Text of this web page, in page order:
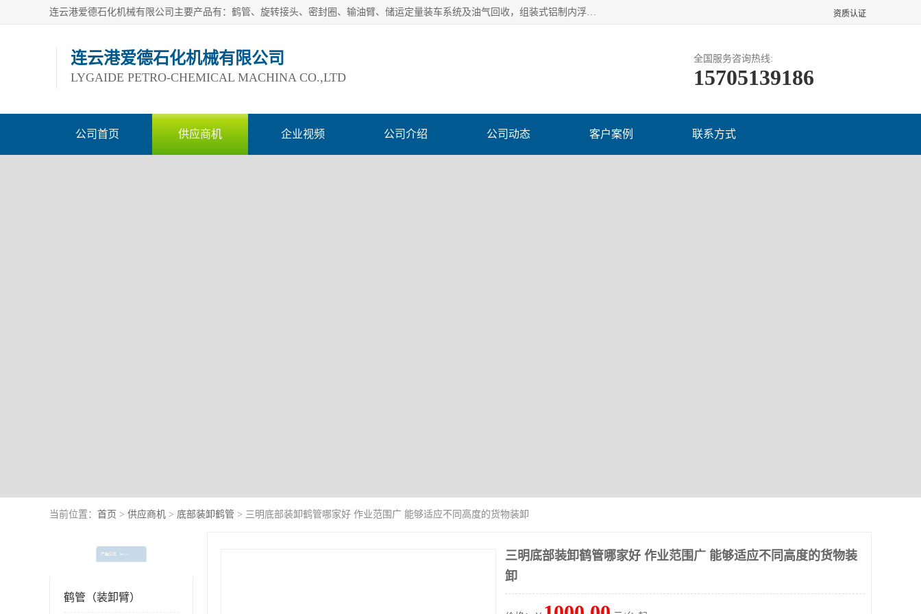
连云港爱德石化机械有限公司主要产品有：鹤管、旋转接头、密封圈、输油臂、储运定量装车系统及油气回收，组装式铝制内浮盘及油罐附件、钢结构栈桥/平台、活动梯、紧急脱离拉断阀等。完备的制造和检测手段以及高素质的员工确保了产品的质量。 资质认证
连云港爱德石化机械有限公司
LYGAIDE PETRO-CHEMICAL MACHINA CO.,LTD
全国服务咨询热线:
15705139186
公司首页 供应商机 企业视频 公司介绍 公司动态 客户案例 联系方式
当前位置： 首页 > 供应商机 > 底部装卸鹤管 > 三明底部装卸鹤管哪家好 作业范围广 能够适应不同高度的货物装卸
产品分类 Product
鹤管（装卸臂）
三明底部装卸鹤管哪家好 作业范围广 能够适应不同高度的货物装
卸